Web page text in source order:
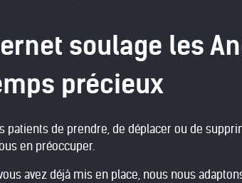
soulage les
précieux
patients de prendre, de déplacer ou de
en préoccuper.
avez déjà mis en place, nous nous